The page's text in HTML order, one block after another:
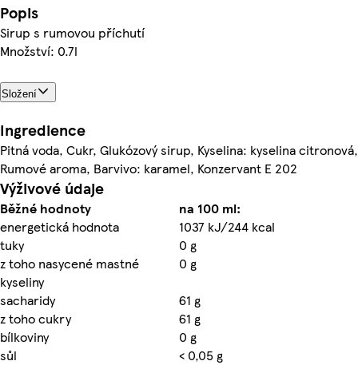
Popis
Sirup s rumovou příchutí
Množství: 0.7l
Složení
Ingredience
Pitná voda, Cukr, Glukózový sirup, Kyselina: kyselina citronová,
Rumové aroma, Barvivo: karamel, Konzervant E 202
Výživové údaje
Běžné hodnoty
na 100 ml:
energetická hodnota
1037 kJ/244 kcal
tuky
0 g
z toho nasycené mastné
kyseliny
0 g
sacharidy
61 g
z toho cukry
61 g
bílkoviny
0 g
sůl
< 0,05 g